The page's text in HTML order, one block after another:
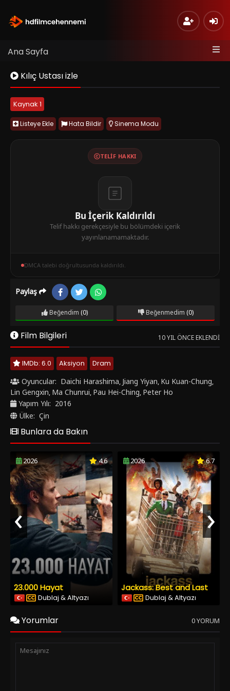
Ana Sayfa
Kılıç Ustası izle
Kaynak 1
Listeye Ekle Hata Bildir Sinema Modu
TELIF HAKKI
Bu İçerik Kaldırıldı
Telif hakkı gerekçesiyle bu bölümdeki içerik
yayınlanamamaktadır.
DMCA talebi doğrultusunda kaldırıldı.
Paylaş
Beğendim (0) Beğenmedim (0)
Film Bilgileri 10 YIL ÖNCE EKLENDI
IMDb: 6.0 Aksiyon
Dram
Oyuncular: Daichi Harashima, Jiang Yiyan, Ku Kuan-Chung,
Lin Gengxin, Ma Chunrui, Pau Hei-Ching, Peter Ho
Yapım Yılı: 2016
Ülke: Çin
Bunlara da Bakın
2026 4.6
23.000 Hayat
Dublaj & Altyazı
2026 6.7
Jackass: Best and Last
Dublaj & Altyazı
‹ ›
Yorumlar 0 YORUM